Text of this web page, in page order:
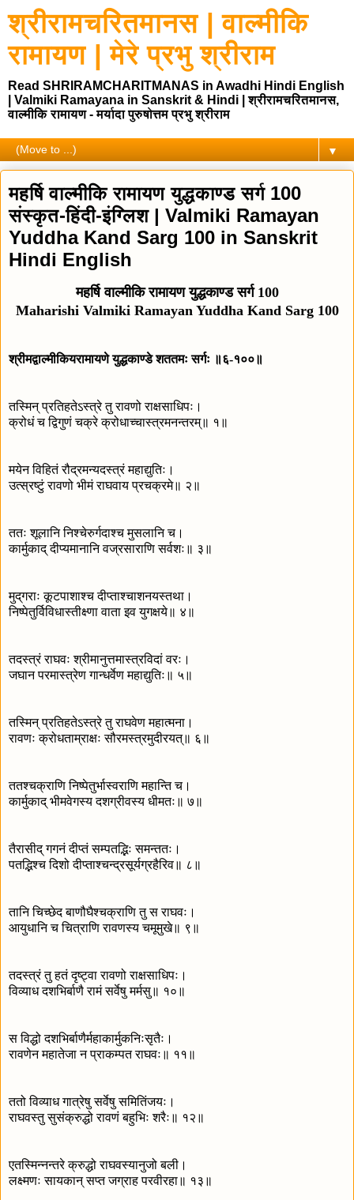
श्रीरामचरितमानस | वाल्मीकि
रामायण | मेरे प्रभु श्रीराम
Read SHRIRAMCHARITMANAS in Awadhi Hindi English
| Valmiki Ramayana in Sanskrit & Hindi | श्रीरामचरितमानस,
वाल्मीकि रामायण - मर्यादा पुरुषोत्तम प्रभु श्रीराम
▼
महर्षि वाल्मीकि रामायण युद्धकाण्ड सर्ग 100
संस्कृत-हिंदी-इंग्लिश | Valmiki Ramayan
Yuddha Kand Sarg 100 in Sanskrit
Hindi English
महर्षि वाल्मीकि रामायण युद्धकाण्ड सर्ग 100
Maharishi Valmiki Ramayan Yuddha Kand Sarg 100
श्रीमद्वाल्मीकियरामायणे युद्धकाण्डे शततमः सर्गः ॥६-१००॥
तस्मिन् प्रतिहतेऽस्त्रे तु रावणो राक्षसाधिपः।
क्रोधं च द्विगुणं चक्रे क्रोधाच्चास्त्रमनन्तरम्॥ १॥
मयेन विहितं रौद्रमन्यदस्त्रं महाद्युतिः।
उत्स्रष्टुं रावणो भीमं राघवाय प्रचक्रमे॥ २॥
ततः शूलानि निश्चेरुर्गदाश्च मुसलानि च।
कार्मुकाद् दीप्यमानानि वज्रसाराणि सर्वशः॥ ३॥
मुद‍्गराः कूटपाशाश्च दीप्ताश्चाशनयस्तथा।
निष्पेतुर्विविधास्तीक्ष्णा वाता इव युगक्षये॥ ४॥
तदस्त्रं राघवः श्रीमानुत्तमास्त्रविदां वरः।
जघान परमास्त्रेण गान्धर्वेण महाद्युतिः॥ ५॥
तस्मिन् प्रतिहतेऽस्त्रे तु राघवेण महात्मना।
रावणः क्रोधताम्राक्षः सौरमस्त्रमुदीरयत्॥ ६॥
ततश्चक्राणि निष्पेतुर्भास्वराणि महान्ति च।
कार्मुकाद् भीमवेगस्य दशग्रीवस्य धीमतः॥ ७॥
तैरासीद् गगनं दीप्तं सम्पतद्भिः समन्ततः।
पतद्भिश्च दिशो दीप्ताश्चन्द्रसूर्यग्रहैरिव॥ ८॥
तानि चिच्छेद बाणौघैश्चक्राणि तु स राघवः।
आयुधानि च चित्राणि रावणस्य चमूमुखे॥ ९॥
तदस्त्रं तु हतं दृष्ट्वा रावणो राक्षसाधिपः।
विव्याध दशभिर्बाणै रामं सर्वेषु मर्मसु॥ १०॥
स विद्धो दशभिर्बाणैर्महाकार्मुकनिःसृतैः।
रावणेन महातेजा न प्राकम्पत राघवः॥ ११॥
ततो विव्याध गात्रेषु सर्वेषु समितिंजयः।
राघवस्तु सुसंक्रुद्धो रावणं बहुभिः शरैः॥ १२॥
एतस्मिन्नन्तरे क्रुद्धो राघवस्यानुजो बली।
लक्ष्मणः सायकान् सप्त जग्राह परवीरहा॥ १३॥